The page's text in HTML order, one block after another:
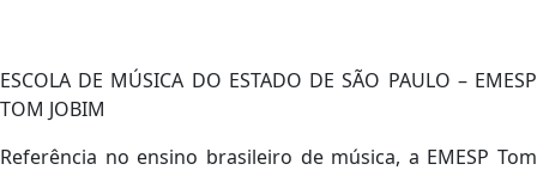
ESCOLA DE MÚSICA DO ESTADO DE SÃO PAULO – EMESP
TOM JOBIM
Referência no ensino brasileiro de música, a EMESP Tom